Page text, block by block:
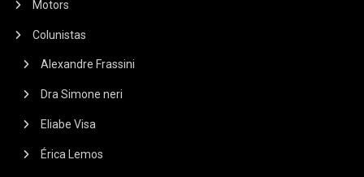
Motors
Colunistas
Alexandre Frassini
Dra Simone neri
Eliabe Visa
Érica Lemos